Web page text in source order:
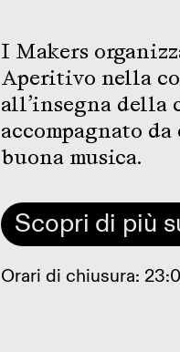
I Makers
Aperitivo nella
all’insegna
accompagnato
buona musica.
Scopri di più
Orari di chiusura: